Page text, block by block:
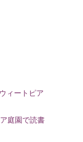
ィートピア
庭園で読書